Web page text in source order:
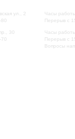
ул., 2
30
Часы
Перерыв с
Часы
Перерыв с
Вопросы